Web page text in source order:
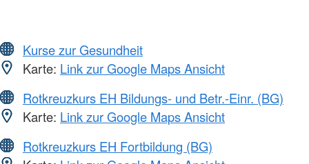
Kurse zur Gesundheit
Karte: Link zur Google Maps Ansicht
Rotkreuzkurs EH Bildungs- und Betr.-Einr. (BG)
Karte: Link zur Google Maps Ansicht
Rotkreuzkurs EH Fortbildung (BG)